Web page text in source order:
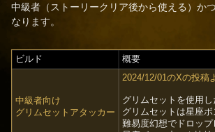
中級者（ストーリークリア後から使える）か
なります。
ビルド 概要
中級者向け
グリムセットアタッカー
2024/12/01のXの投稿
グリムセットを使用
グリムセットは星座
難易度幻想でドロッ